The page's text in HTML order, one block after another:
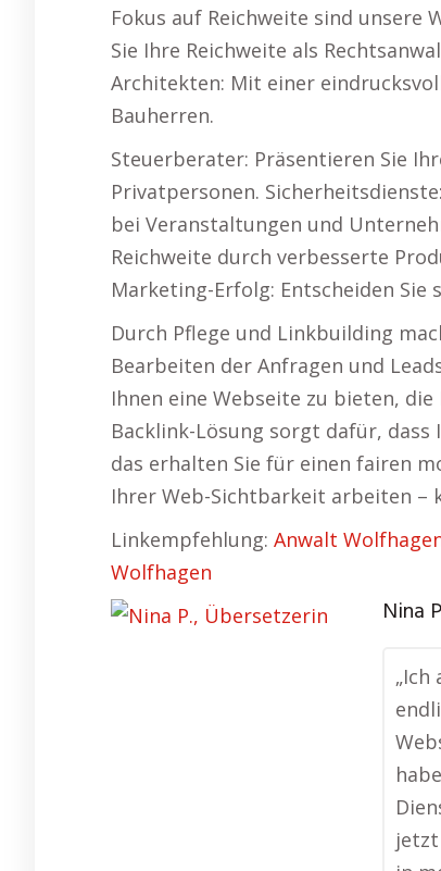
Fokus auf Reichweite sind unsere
Sie Ihre Reichweite als
Architekten: Mit einer
Bauherren.
Steuerberater: Präsentieren Sie
Privatpersonen.
bei Veranstaltungen und
Reichweite durch verbesserte
Marketing-Erfolg: Entscheiden Sie
Durch Pflege und Linkbuilding
Bearbeiten der Anfragen und
Ihnen eine Webseite zu bieten,
Backlink-Lösung sorgt dafür,
das erhalten Sie für einen fairen
Ihrer Web-Sichtbarkeit arbeiten –
Linkempfehlung: Anwalt
Wolfhagen
Nina